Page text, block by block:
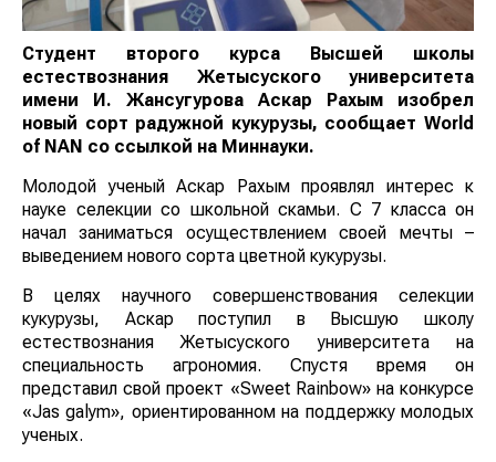
Студент второго курса Высшей школы
естествознания Жетысуского университета
имени И. Жансугурова Аскар Рахым изобрел
новый сорт радужной кукурузы, сообщает World
of NAN со ссылкой на Миннауки.
Молодой ученый Аскар Рахым проявлял интерес к
науке селекции со школьной скамьи. С 7 класса он
начал заниматься осуществлением своей мечты –
выведением нового сорта цветной кукурузы.
В целях научного совершенствования селекции
кукурузы, Аскар поступил в Высшую школу
естествознания Жетысуского университета на
специальность агрономия. Спустя время он
представил свой проект «Sweet Rainbow» на конкурсе
«Jas galym», ориентированном на поддержку молодых
ученых.